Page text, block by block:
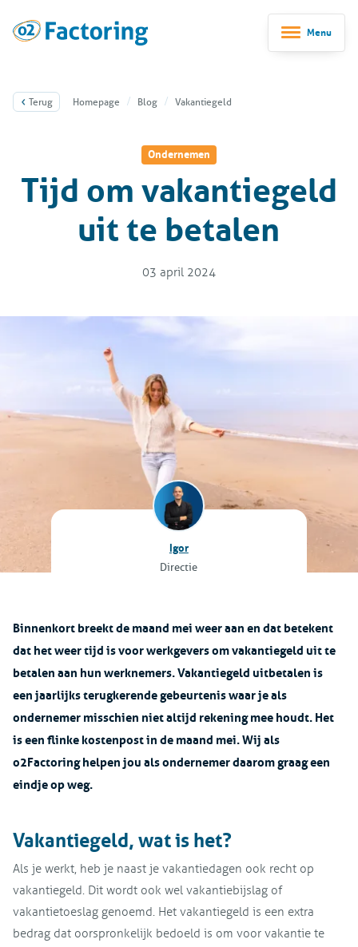
Menu
Terug Homepage Blog Vakantiegeld
Ondernemen
Tijd om vakantiegeld
uit te betalen
03 april 2024
Igor
Directie
Binnenkort breekt de maand mei weer aan en dat betekent
dat het weer tijd is voor werkgevers om vakantiegeld uit te
betalen aan hun werknemers. Vakantiegeld uitbetalen is
een jaarlijks terugkerende gebeurtenis waar je als
ondernemer misschien niet altijd rekening mee houdt. Het
is een flinke kostenpost in de maand mei. Wij als
o2Factoring helpen jou als ondernemer daarom graag een
eindje op weg.
Vakantiegeld, wat is het?
Als je werkt, heb je naast je vakantiedagen ook recht op
vakantiegeld. Dit wordt ook wel vakantiebijslag of
vakantietoeslag genoemd. Het vakantiegeld is een extra
bedrag dat oorspronkelijk bedoeld is om voor vakantie te